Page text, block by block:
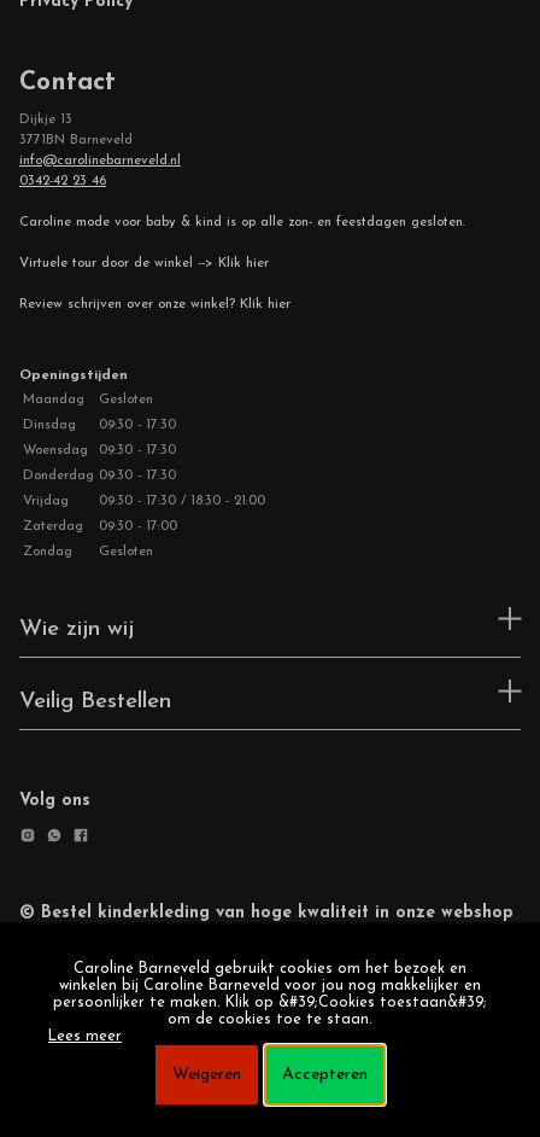
Contact
Dijkje 13
3771BN Barneveld
info@carolinebarneveld.nl
0342-42 23 46
Caroline mode voor baby & kind is op alle zon- en feestdagen gesloten.
Virtuele tour door de winkel --> Klik hier
Review schrijven over onze winkel? Klik hier
Openingstijden
Maandag
Gesloten
Dinsdag
09:30 - 17:30
Woensdag
09:30 - 17:30
Donderdag 09:30 - 17:30
Vrijdag
09:30 - 17:30 / 18:30 - 21:00
Zaterdag
09:30 - 17:00
Zondag
Gesloten
Wie zijn wij
Veilig Bestellen
Volg ons
© Bestel kinderkleding van hoge kwaliteit in onze webshop
Caroline Barneveld gebruikt cookies om het bezoek en
winkelen bij Caroline Barneveld voor jou nog makkelijker en
persoonlijker te maken. Klik op &#39;Cookies toestaan&#39;
om de cookies toe te staan.
Lees meer
Weigeren Accepteren